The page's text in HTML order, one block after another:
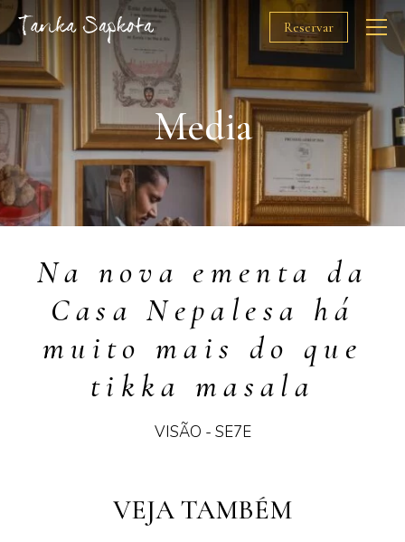
Reservar
O Chef
Restaurantes
Prémios
Solidariedade
Media
PT
Media
Na nova ementa da
Casa Nepalesa há
muito mais do que
tikka masala
VISÃO - SE7E
VEJA TAMBÉM